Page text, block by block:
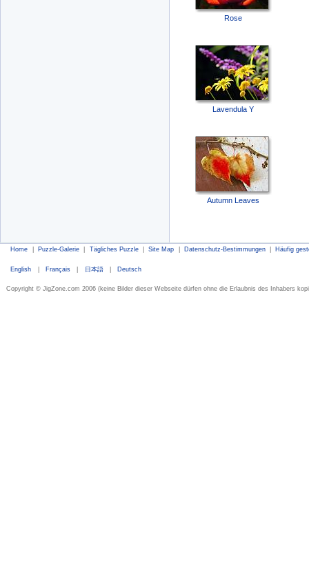
Rose
Lavendula Y
Autumn Leaves
Home Puzzle-Galerie Tägliches Puzzle Site Map Datenschutz-Bestimmungen Häufig
English Français 日本語 Deutsch
Copyright © JigZone.com 2006 (keine Bilder dieser Webseite dürfen ohne die Erlaubnis des Inhabers